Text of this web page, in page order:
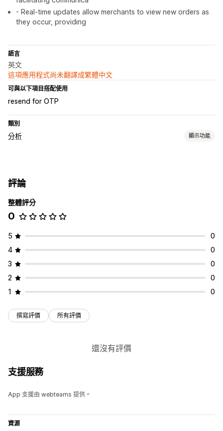
- Real-time updates allow merchants to view new orders as
they occur, providing
語言
英文
這項應用程式尚未翻譯成繁體中文
可與以下項目搭配使用
resend for OTP
類別
分析 顯示功能
分析控制面板
評論
整體評分
0
5
0
4
0
3
0
2
0
1
0
撰寫評價 所有評價
還沒有評價
支援服務
App 支援由 webteams 提供。
資源